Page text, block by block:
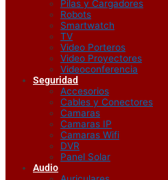
Pilas y Cargadores
Robots
Smartwatch
TV
Video Porteros
Video Proyectores
Videoconferencia
Seguridad
Accesorios
Cables y Conectores
Camaras
Camaras IP
Camaras Wifi
DVR
Panel Solar
Audio